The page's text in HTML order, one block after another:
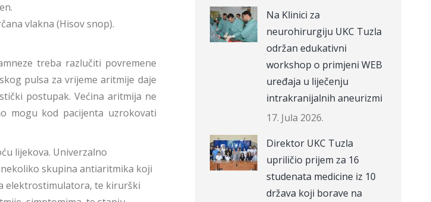
vlakna (Hisov snop).
treba razlučiti povremene
pulsa za vrijeme aritmije daje
postupak. Većina aritmija ne
mogu kod pacijenta uzrokovati
lijekova. Univerzalno
skupina antiaritmika koji
elektrostimulatora, te kirurški
Na Klinici za
neurohirurgiju UKC Tuzla
održan edukativni
workshop o primjeni WEB
uređaja u liječenju
intrakranijalnih aneurizmi
17. Jula 2026.
Direktor UKC Tuzla
upriličio prijem za 16
studenata medicine iz 10
država koji borave na